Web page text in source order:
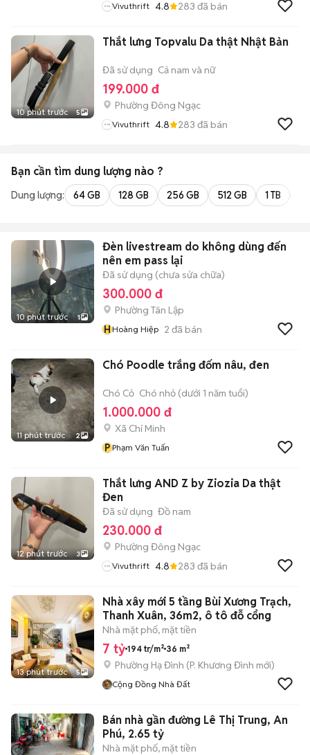
Vivuthrift 4.8 283 đã bán
10 phút trước 5
Thắt lưng Topvalu Da thật Nhật Bản
Đã sử dụng Cả nam và nữ
199.000 đ
Phường Đông Ngạc
Vivuthrift 4.8 283 đã bán
Bạn cần tìm dung lượng nào ?
Dung lượng: 64 GB 128 GB 256 GB 512 GB 1 TB
10 phút trước 1
Đèn livestream do không dùng đến
nên em pass lại
Đã sử dụng (chưa sửa chữa)
300.000 đ
Phường Tân Lập
HHoàng Hiệp 2 đã bán
11 phút trước 2
Chó Poodle trắng đốm nâu, đen
Chó Cỏ Chó nhỏ (dưới 1 năm tuổi)
1.000.000 đ
Xã Chí Minh
P Phạm Văn Tuấn
12 phút trước 3
Thắt lưng AND Z by Ziozia Da thật
Đen
Đã sử dụng Đồ nam
230.000 đ
Phường Đông Ngạc
Vivuthrift 4.8 283 đã bán
13 phút trước 5
Nhà xây mới 5 tầng Bùi Xương Trạch,
Thanh Xuân, 36m2, ô tô đỗ cổng
Nhà mặt phố, mặt tiền
7 tỷ 194 tr/m² 36 m²
Phường Hạ Đình (P. Khương Đình mới)
Cộng Đồng Nhà Đất
Bán nhà gần đường Lê Thị Trung, An
Phú, 2.65 tỷ
Nhà mặt phố, mặt tiền